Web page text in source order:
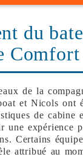
du
de la
et Nicols ont
de cabine
une expérience
Certains
attribué au